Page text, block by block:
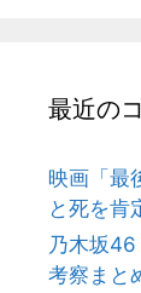
最近の
映画「最
と死を肯
乃木坂46
考察まと